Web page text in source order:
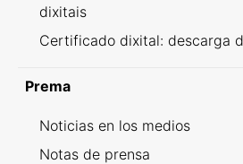
dixitais
Certificado dixital: descarga
Prema
Noticias en los medios
Notas de prensa